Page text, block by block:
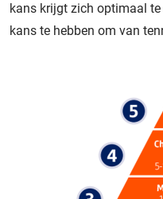
kans krijgt zich optimaal
kans te hebben om van